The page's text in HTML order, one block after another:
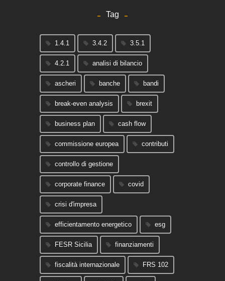
Tag
1.4.1 3.4.2 3.5.1
4.2.1 analisi di bilancio
ascheri banche bandi
break-even analysis brexit
business plan cash flow
commissione europea contributi
controllo di gestione
corporate finance covid
crisi d'impresa
efficientamento energetico esg
FESR Sicilia finanziamenti
fiscalità internazionale FRS 102